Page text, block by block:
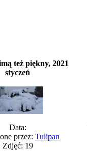
też piękny, 2021
styczeń
Data:
przez:Tulipan
Zdjęć: 19